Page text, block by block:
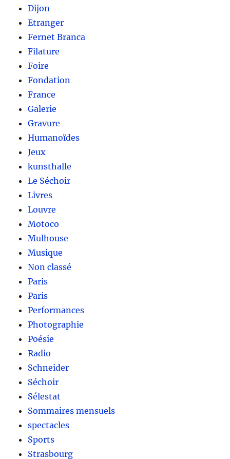
Dijon
Etranger
Fernet Branca
Filature
Foire
Fondation
France
Galerie
Gravure
Humanoïdes
Jeux
kunsthalle
Le Séchoir
Livres
Louvre
Motoco
Mulhouse
Musique
Non classé
Paris
Paris
Performances
Photographie
Poésie
Radio
Schneider
Séchoir
Sélestat
Sommaires mensuels
spectacles
Sports
Strasbourg